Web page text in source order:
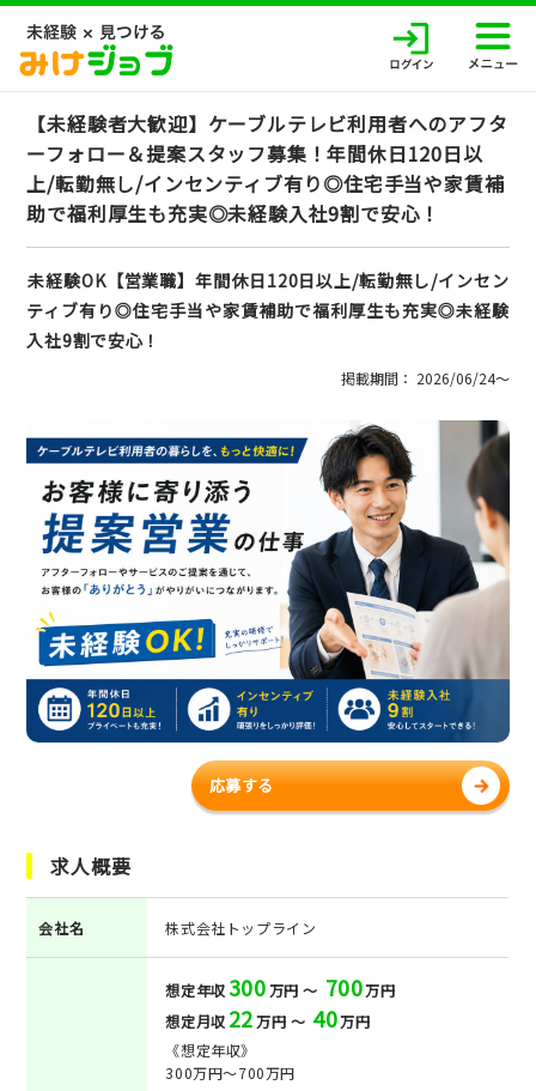
【未経験者大歓迎】ケーブルテレビ利用者へのアフタ
ーフォロー＆提案スタッフ募集！年間休日120日以
上/転勤無し/インセンティブ有り◎住宅手当や家賃補
助で福利厚生も充実◎未経験入社9割で安心！
未経験OK【営業職】年間休日120日以上/転勤無し/インセン
ティブ有り◎住宅手当や家賃補助で福利厚生も充実◎未経験
入社9割で安心！
掲載期間： 2026/06/24〜
応募する
求人概要
会社名 株式会社トップライン
想定年収300万円 ～ 700万円
想定月収 22万円 ～ 40万円
《想定年収》
300万円～700万円